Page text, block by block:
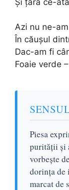
Azi nu ne-
În căușul
Dac-am fi
Foaie verde
Piesa
purității și
vorbește
dorința de
marcat de